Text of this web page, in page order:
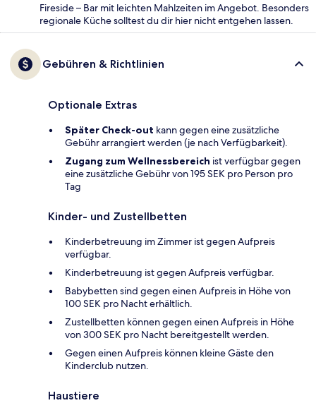
Fireside – Bar mit leichten Mahlzeiten im Angebot. Besonders
regionale Küche solltest du dir hier nicht entgehen lassen.
Gebühren & Richtlinien
Optionale Extras
Später Check-out kann gegen eine zusätzliche
Gebühr arrangiert werden (je nach Verfügbarkeit).
Zugang zum Wellnessbereich ist verfügbar gegen
eine zusätzliche Gebühr von 195 SEK pro Person pro
Tag
Kinder- und Zustellbetten
Kinderbetreuung im Zimmer ist gegen Aufpreis
verfügbar.
Kinderbetreuung ist gegen Aufpreis verfügbar.
Babybetten sind gegen einen Aufpreis in Höhe von
100 SEK pro Nacht erhältlich.
Zustellbetten können gegen einen Aufpreis in Höhe
von 300 SEK pro Nacht bereitgestellt werden.
Gegen einen Aufpreis können kleine Gäste den
Kinderclub nutzen.
Haustiere